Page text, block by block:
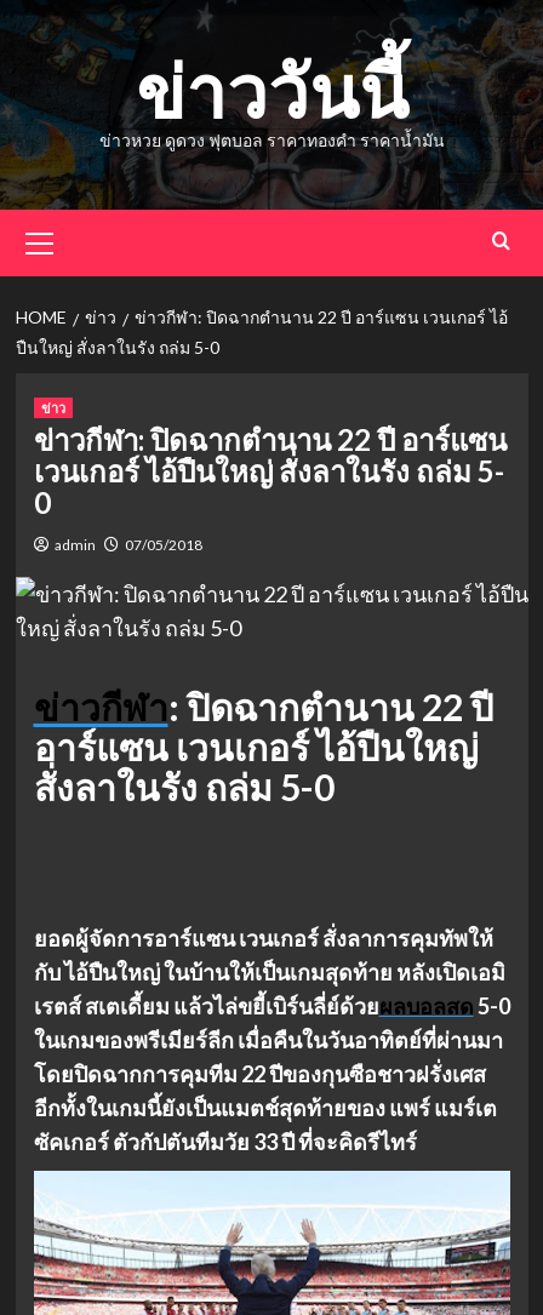
Skip
ข่าววันนี้
ข่าวหวย ดูดวง ฟุตบอล ราคาทองคำ ราคาน้ำมัน
Menu
HOME ข่าว
ข่าวกีฬา: ปิดฉากตำนาน 22 ปี อาร์แซน เวนเกอร์ ไอ้
ปืนใหญ่ สั่งลาในรัง ถล่ม 5-0
ข่าว
ข่าวกีฬา: ปิดฉากตำนาน 22 ปี อาร์แซน
เวนเกอร์ ไอ้ปืนใหญ่ สั่งลาในรัง ถล่ม 5-
0
admin 07/05/2018
ข่าวกีฬา: ปิดฉากตำนาน 22 ปี
อาร์แซน เวนเกอร์ ไอ้ปืนใหญ่
สั่งลาในรัง ถล่ม 5-0
ยอดผู้จัดการอาร์แซน เวนเกอร์ สั่งลาการคุมทัพให้
กับ ไอ้ปืนใหญ่ ในบ้านให้เป็นเกมสุดท้าย หลังเปิดเอมิ
เรตส์ สเตเดี้ยม แล้วไล่ขยี้เบิร์นลี่ย์ด้วยผลบอลสด5-0
ในเกมของพรีเมียร์ลีก เมื่อคืนในวันอาทิตย์ที่ผ่านมา
โดยปิดฉากการคุมทีม 22 ปีของกุนซือชาวฝรั่งเศส
อีกทั้งในเกมนี้ยังเป็นแมตช์สุดท้ายของ แพร์ แมร์เต
ซัคเกอร์ ตัวกัปตันทีมวัย 33 ปี ที่จะคิดรีไทร์